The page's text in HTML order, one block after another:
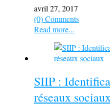
avril 27, 2017
(0) Comments
Read more...
SIIP :
réseaux